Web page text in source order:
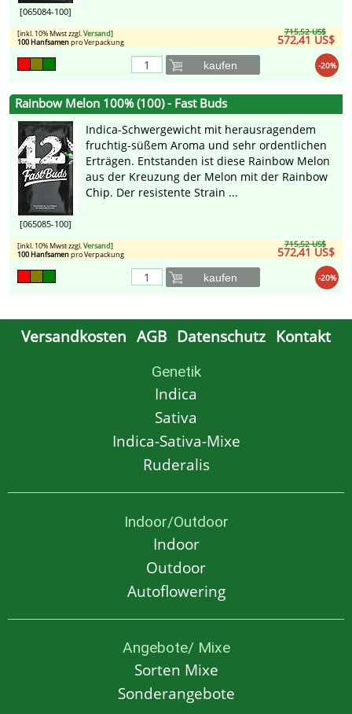
[065084-100]
715,52 US$
572,41 US$
[inkl. 10% Mwst zzgl.Versand]
100 Hanfsamenpro Verpackung
-20%
kaufen
Rainbow Melon 100% (100) - Fast Buds
[065085-100]
Indica-Schwergewicht mit herausragendem
fruchtig-süßem Aroma und sehr ordentlichen
Erträgen. Entstanden ist diese Rainbow Melon
aus der Kreuzung der Melon mit der Rainbow
Chip. Der resistente Strain ...
715,52 US$
572,41 US$
[inkl. 10% Mwst zzgl.Versand]
100 Hanfsamenpro Verpackung
-20%
kaufen
Versandkosten AGB Datenschutz Kontakt
Genetik
Indica
Sativa
Indica-Sativa-Mixe
Ruderalis
Indoor/Outdoor
Indoor
Outdoor
Autoflowering
Angebote/ Mixe
Sorten Mixe
Sonderangebote